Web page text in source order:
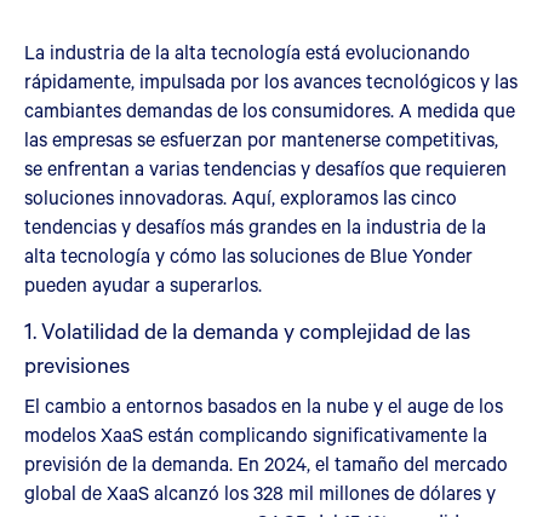
La industria de la alta tecnología está evolucionando
rápidamente, impulsada por los avances tecnológicos y las
cambiantes demandas de los consumidores. A medida que
las empresas se esfuerzan por mantenerse competitivas,
se enfrentan a varias tendencias y desafíos que requieren
soluciones innovadoras. Aquí, exploramos las cinco
tendencias y desafíos más grandes en la industria de la
alta tecnología y cómo las soluciones de Blue Yonder
pueden ayudar a superarlos.
1. Volatilidad de la demanda y complejidad de las
previsiones
El cambio a entornos basados en la nube y el auge de los
modelos XaaS están complicando significativamente la
previsión de la demanda. En 2024, el tamaño del mercado
global de XaaS alcanzó los 328 mil millones de dólares y